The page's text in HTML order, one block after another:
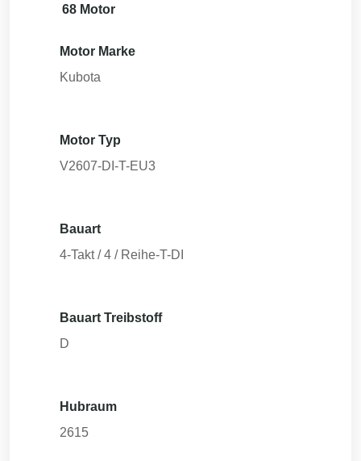
68 Motor
Motor Marke
Kubota
Motor Typ
V2607-DI-T-EU3
Bauart
4-Takt / 4 / Reihe-T-DI
Bauart Treibstoff
D
Hubraum
2615